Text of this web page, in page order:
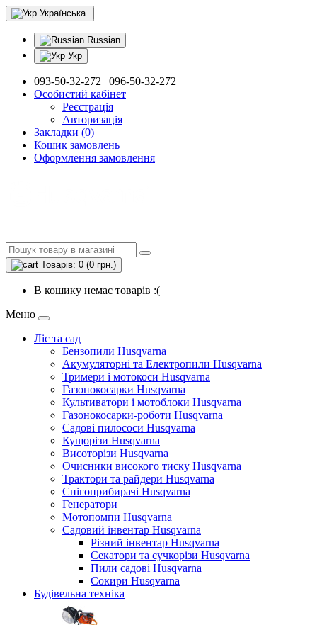
Українська
Russian
Укр
093-50-32-272 | 096-50-32-272
Особистий кабінет
Реєстрація
Авторизація
Закладки (0)
Кошик замовлень
Оформлення замовлення
Товарів: 0 (0 грн.)
В кошику немає товарів :(
Меню
Ліс та сад
Бензопили Husqvarna
Акумуляторні та Електропили Husqvarna
Тримери і мотокоси Husqvarna
Газонокосарки Husqvarna
Культиватори і мотоблоки Husqvarna
Газонокосарки-роботи Husqvarna
Садові пилососи Husqvarna
Кущорізи Husqvarna
Висоторізи Husqvarna
Очисники високого тиску Husqvarna
Трактори та райдери Husqvarna
Снігоприбирачі Husqvarna
Генератори
Мотопомпи Husqvarna
Садовий інвентар Husqvarna
Різний інвентар Husqvarna
Секатори та сучкорізи Husqvarna
Пили садові Husqvarna
Сокири Husqvarna
Будівельна техніка